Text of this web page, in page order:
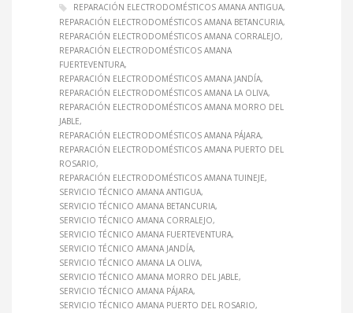
REPARACIÓN ELECTRODOMÉSTICOS AMANA ANTIGUA
REPARACIÓN ELECTRODOMÉSTICOS AMANA BETANCURIA
REPARACIÓN ELECTRODOMÉSTICOS AMANA CORRALEJO
REPARACIÓN ELECTRODOMÉSTICOS AMANA
FUERTEVENTURA
REPARACIÓN ELECTRODOMÉSTICOS AMANA JANDÍA
REPARACIÓN ELECTRODOMÉSTICOS AMANA LA OLIVA
REPARACIÓN ELECTRODOMÉSTICOS AMANA MORRO DEL
JABLE
REPARACIÓN ELECTRODOMÉSTICOS AMANA PÁJARA
REPARACIÓN ELECTRODOMÉSTICOS AMANA PUERTO DEL
ROSARIO
REPARACIÓN ELECTRODOMÉSTICOS AMANA TUINEJE
SERVICIO TÉCNICO AMANA ANTIGUA
SERVICIO TÉCNICO AMANA BETANCURIA
SERVICIO TÉCNICO AMANA CORRALEJO
SERVICIO TÉCNICO AMANA FUERTEVENTURA
SERVICIO TÉCNICO AMANA JANDÍA
SERVICIO TÉCNICO AMANA LA OLIVA
SERVICIO TÉCNICO AMANA MORRO DEL JABLE
SERVICIO TÉCNICO AMANA PÁJARA
SERVICIO TÉCNICO AMANA PUERTO DEL ROSARIO